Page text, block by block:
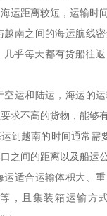
运距离较短，运输时
越南之间的海运航线
乎每天都有货船往
空运和陆运，海运的
求不高的货物，能够
到越南的时间通常需
之间的距离以及船运
运适合运输体积大、
，且集装箱运输方